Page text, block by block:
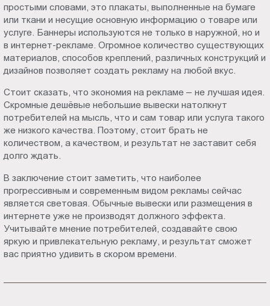
простыми словами, это плакаты, выполненные на бумаге
или ткани и несущие основную информацию о товаре или
услуге. Баннеры используются не только в наружной, но и
в интернет-рекламе. Огромное количество существующих
материалов, способов креплений, различных конструкций и
дизайнов позволяет создать рекламу на любой вкус.
Стоит сказать, что экономия на рекламе – не лучшая идея.
Скромные дешёвые небольшие вывески натолкнут
потребителей на мысль, что и сам товар или услуга такого
же низкого качества. Поэтому, стоит брать не
количеством, а качеством, и результат не заставит себя
долго ждать.
В заключение стоит заметить, что наиболее
прогрессивным и современным видом рекламы сейчас
является световая. Обычные вывески или размещения в
интернете уже не производят должного эффекта.
Учитывайте мнение потребителей, создавайте свою
яркую и привлекательную рекламу, и результат сможет
вас приятно удивить в скором времени.